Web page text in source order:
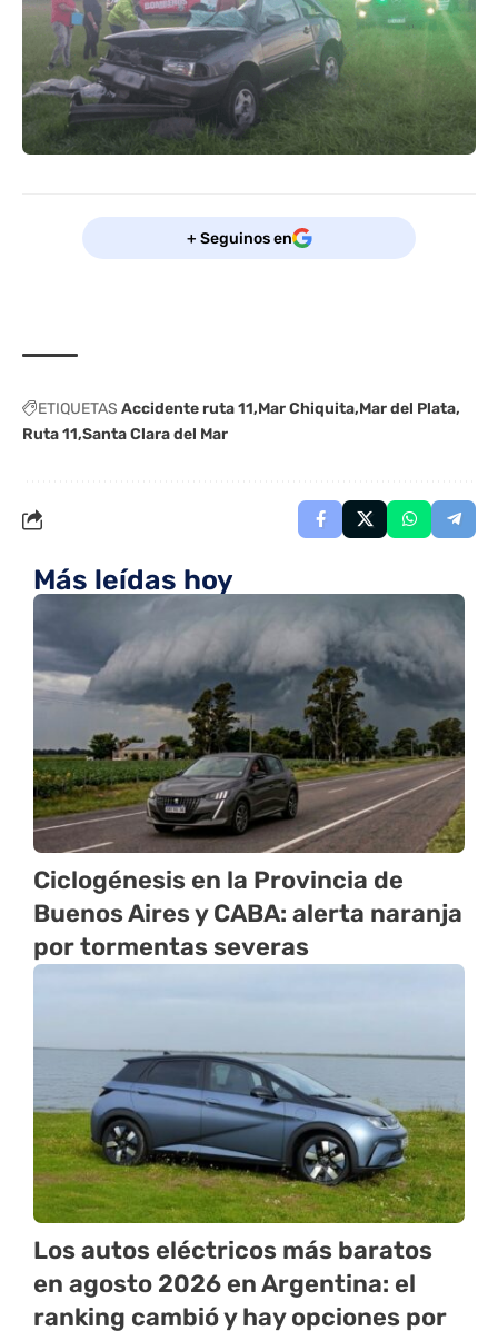
+ Seguinos en
ETIQUETAS Accidente ruta 11 Mar Chiquita Mar del Plata
Ruta 11 Santa Clara del Mar
Más leídas hoy
Ciclogénesis en la Provincia de
Buenos Aires y CABA: alerta naranja
por tormentas severas
Los autos eléctricos más baratos
en agosto 2026 en Argentina: el
ranking cambió y hay opciones por